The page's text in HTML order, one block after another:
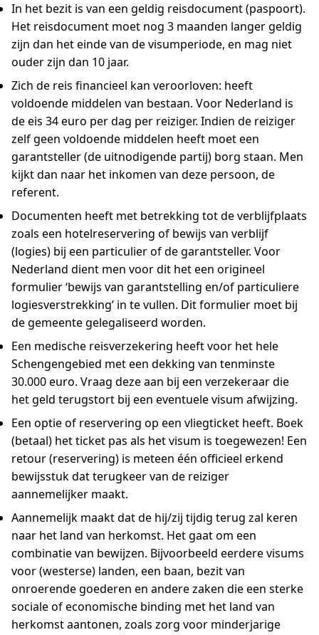
In het bezit is van een geldig reisdocument (paspoort).
Het reisdocument moet nog 3 maanden langer geldig
zijn dan het einde van de visumperiode, en mag niet
ouder zijn dan 10 jaar.
Zich de reis financieel kan veroorloven: heeft
voldoende middelen van bestaan. Voor Nederland is
de eis 34 euro per dag per reiziger. Indien de reiziger
zelf geen voldoende middelen heeft moet een
garantsteller (de uitnodigende partij) borg staan. Men
kijkt dan naar het inkomen van deze persoon, de
referent.
Documenten heeft met betrekking tot de verblijfplaats
zoals een hotelreservering of bewijs van verblijf
(logies) bij een particulier of de garantsteller. Voor
Nederland dient men voor dit het een origineel
formulier ‘bewijs van garantstelling en/of particuliere
logiesverstrekking’ in te vullen. Dit formulier moet bij
de gemeente gelegaliseerd worden.
Een medische reisverzekering heeft voor het hele
Schengengebied met een dekking van tenminste
30.000 euro. Vraag deze aan bij een verzekeraar die
het geld terugstort bij een eventuele visum afwijzing.
Een optie of reservering op een vliegticket heeft. Boek
(betaal) het ticket pas als het visum is toegewezen! Een
retour (reservering) is meteen één officieel erkend
bewijsstuk dat terugkeer van de reiziger
aannemelijker maakt.
Aannemelijk maakt dat de hij/zij tijdig terug zal keren
naar het land van herkomst. Het gaat om een
combinatie van bewijzen. Bijvoorbeeld eerdere visums
voor (westerse) landen, een baan, bezit van
onroerende goederen en andere zaken die een sterke
sociale of economische binding met het land van
herkomst aantonen, zoals zorg voor minderjarige